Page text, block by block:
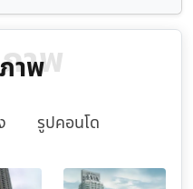
าพ
าพ
รูปคอนโด